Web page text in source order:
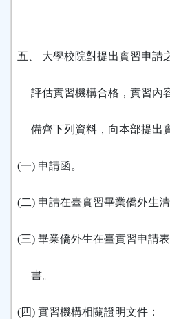
五、 大學校院對提出實習申請
評估實習機構合格，實習內
備齊下列資料，向本部提出
(一) 申請函。
(二) 申請在臺實習畢業僑外生清
(三) 畢業僑外生在臺實習申請
書。
(四) 實習機構相關證明文件：